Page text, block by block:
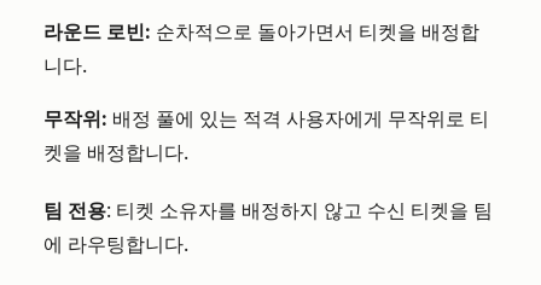
라운드 로빈: 순차적으로 돌아가면서 티켓을 배정합
니다.
무작위: 배정 풀에 있는 적격 사용자에게 무작위로 티
켓을 배정합니다.
팀 전용: 티켓 소유자를 배정하지 않고 수신 티켓을 팀
에 라우팅합니다.